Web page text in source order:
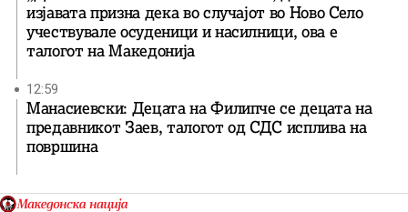
изјавата призна дека во случајот во Ново Село
учествувале осуденици и насилници, ова е
талогот на Македонија
12:59
Манасиевски: Децата на Филипче се децата на
предавникот Заев, талогот од СДС исплива на
површина